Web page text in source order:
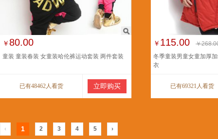
￥ 80.00
童装 童装春装 女童装哈伦裤运动套装 两件套装
已有48462人看货 立即购买
￥ 115.00
￥
冬季童装男童女童加厚
衣
已有69321人看货
‹ 1 2 3 4 5 ›